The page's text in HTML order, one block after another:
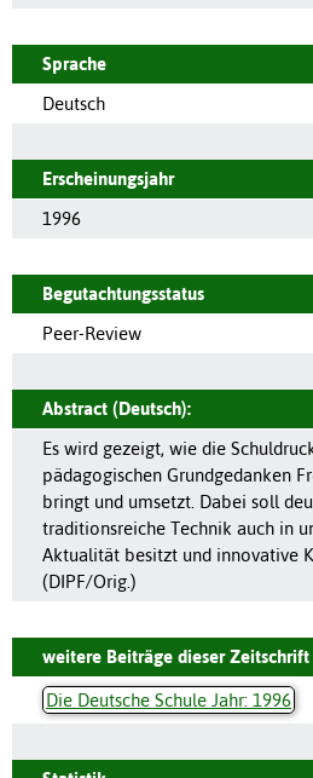
Sprache
Deutsch
Erscheinungsjahr
1996
Begutachtungsstatus
Peer-Review
Abstract (Deutsch):
Es wird gezeigt, wie die
pädagogischen Grundgedanken
bringt und umsetzt. Dabei soll
traditionsreiche Technik auch in
Aktualität besitzt und innovative
(DIPF/Orig.)
weitere Beiträge dieser Zeitschrift
Die Deutsche Schule Jahr: 1996